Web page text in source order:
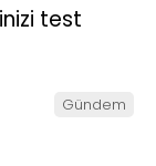
test
Gündem